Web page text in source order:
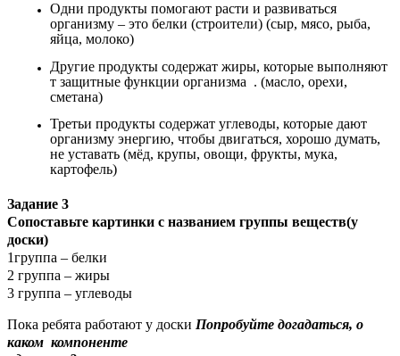
Одни продукты помогают расти и развиваться
организму – это белки (строители) (сыр, мясо, рыба,
яйца, молоко)
Другие продукты содержат жиры, которые выполняют
т защитные функции организма . (масло, орехи,
сметана)
Третьи продукты содержат углеводы, которые дают
организму энергию, чтобы двигаться, хорошо думать,
не уставать (мёд, крупы, овощи, фрукты, мука,
картофель)
Задание 3
Сопоставьте картинки с названием группы веществ(у
доски)
1группа – белки
2 группа – жиры
3 группа – углеводы
Пока ребята работают у доски Попробуйте догадаться, о
каком компоненте